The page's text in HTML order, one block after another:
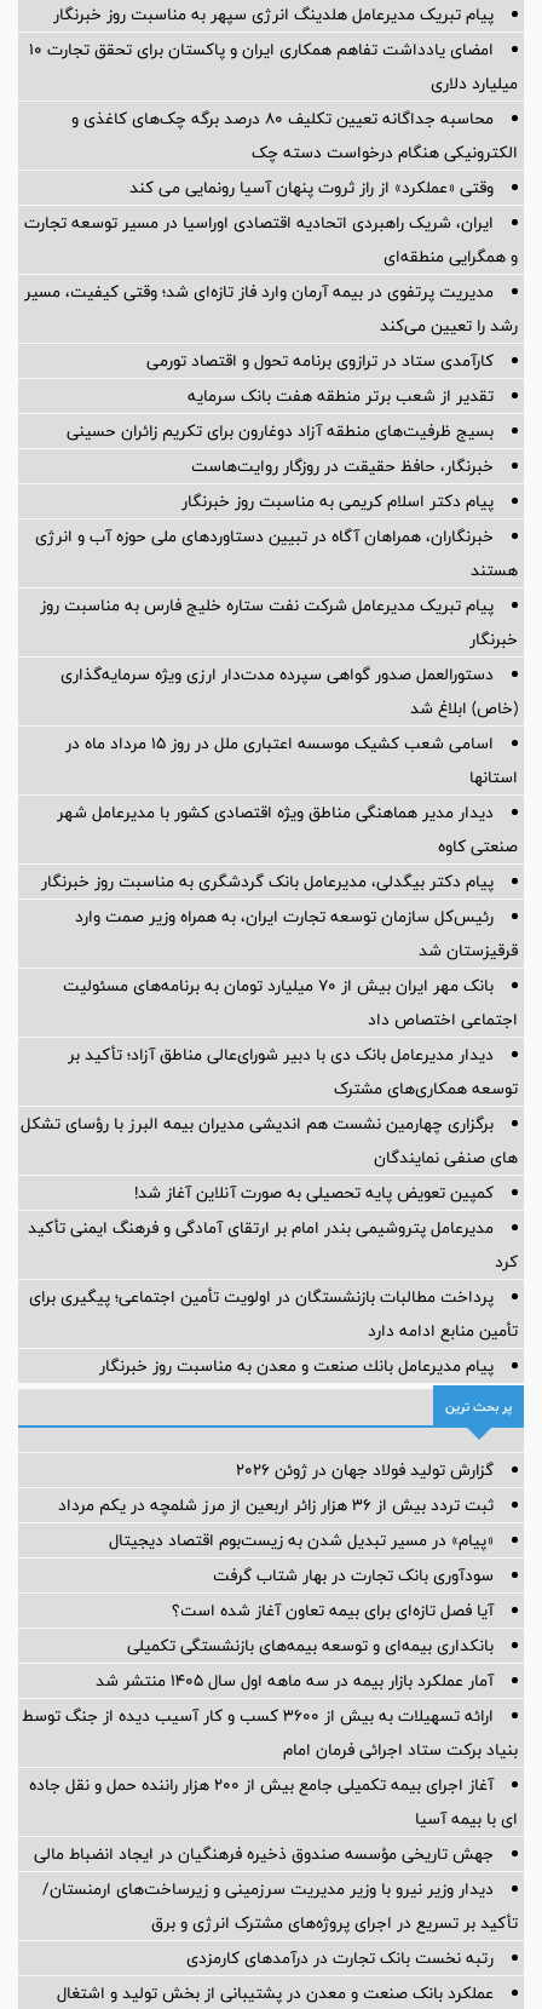
پیام تبریک مدیرعامل هلدینگ انرژی سپهر به مناسبت روز خبرنگار
امضای یادداشت تفاهم همکاری ایران و پاکستان برای تحقق تجارت ۱۰
میلیارد دلاری
محاسبه جداگانه تعیین تکلیف 80 درصد برگه چک‌های کاغذی و
الکترونیکی هنگام درخواست دسته چک
وقتی «عملکرد» از راز ثروت پنهان آسیا رونمایی می کند
ایران، شریک راهبردی اتحادیه اقتصادی اوراسیا در مسیر توسعه تجارت
و همگرایی منطقه‌ای
مدیریت پرتفوی در بیمه آرمان وارد فاز تازه‌ای شد؛ وقتی کیفیت، مسیر
رشد را تعیین می‌کند
کارآمدی ستاد در ترازوی برنامه تحول و اقتصاد تورمی
تقدیر از شعب برتر منطقه هفت بانک سرمایه
بسیج ظرفیت‌های منطقه آزاد دوغارون برای تکریم زائران حسینی
خبرنگار، حافظ حقیقت در روزگار روایت‌هاست
پیام دکتر اسلام کریمی به مناسبت روز خبرنگار
خبرنگاران، همراهان آگاه در تبیین دستاوردهای ملی حوزه آب و انرژی
هستند
پیام تبریک مدیرعامل شرکت نفت ستاره خلیج فارس به مناسبت روز
خبرنگار
دستورالعمل صدور گواهی سپرده مدت‌دار ارزی ویژه سرمایه‌گذاری
(خاص) ابلاغ شد
اسامی شعب کشیک موسسه اعتباری ملل در روز 15 مرداد ماه در
استانها
دیدار مدیر هماهنگی مناطق ویژه اقتصادی کشور با مدیرعامل شهر
صنعتی کاوه
پیام دکتر بیگدلی، مدیرعامل بانک گردشگری به مناسبت روز خبرنگار
رئیس‌کل سازمان توسعه تجارت ایران، به همراه وزیر صمت وارد
قرقیزستان شد
بانک مهر ایران بیش از ۷۰ میلیارد تومان به برنامه‌های مسئولیت
اجتماعی اختصاص داد
دیدار مدیرعامل بانک دی با دبیر شورای‌عالی مناطق آزاد؛ تأکید بر
توسعه همکاری‌های مشترک
برگزاری چهارمین نشست هم اندیشی مدیران بیمه البرز با رؤسای تشکل
های صنفی نمایندگان
کمپین تعویض پایه تحصیلی به صورت آنلاین آغاز شد!
مدیرعامل پتروشیمی بندر امام بر ارتقای آمادگی و فرهنگ ایمنی تأکید
کرد
پرداخت مطالبات بازنشستگان در اولویت تأمین اجتماعی؛ پیگیری برای
تأمین منابع ادامه دارد
پیام مدیرعامل بانك صنعت و معدن به مناسبت روز خبرنگار
پر بحث ترین
گزارش تولید فولاد جهان در ژوئن ۲۰۲۶
ثبت تردد بیش از ۳۶ هزار زائر اربعین از مرز شلمچه در یکم مرداد
«پیام» در مسیر تبدیل شدن به زیست‌بوم اقتصاد دیجیتال
سودآوری بانک تجارت در بهار شتاب گرفت
آیا فصل تازه‌ای برای بیمه تعاون آغاز شده است؟
بانکداری بیمه‌ای و توسعه بیمه‌های بازنشستگی تکمیلی
آمار عملكرد بازار بیمه در سه ماهه اول سال 1405 منتشر شد
ارائه تسهیلات به بیش از ۳۶۰۰ کسب و کار آسیب دیده از جنگ توسط
بنیاد برکت ستاد اجرائی فرمان امام
آغاز اجرای بیمه تکمیلی جامع بیش از ۲۰۰ هزار راننده حمل و نقل جاده
ای با بیمه آسیا
جهش تاریخی مؤسسه صندوق ذخیره فرهنگیان در ایجاد انضباط مالی
دیدار وزیر نیرو با وزیر مدیریت سرزمینی و زیرساخت‌های ارمنستان/
تأکید بر تسریع در اجرای پروژه‌های مشترک انرژی و برق
رتبه نخست بانک تجارت در درآمدهای کارمزدی
عملکرد بانک صنعت و معدن در پشتیبانی از بخش تولید و اشتغال